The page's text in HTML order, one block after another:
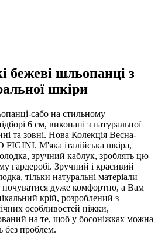
бежеві шльопанці з
шкіри
сабо на стильному
6 см, виконані з натуральної
та зовні. Нова Колекція Весна-
FIGINI. М'яка італійська шкіра,
зручний каблук, зроблять цю
гардеробі. Зручний і красивий
тільки натуральні матеріали
дуже комфортно, а Вам
крій, розроблений з
особливостей ніжки,
на те, щоб у босоніжках можна
без проблем.